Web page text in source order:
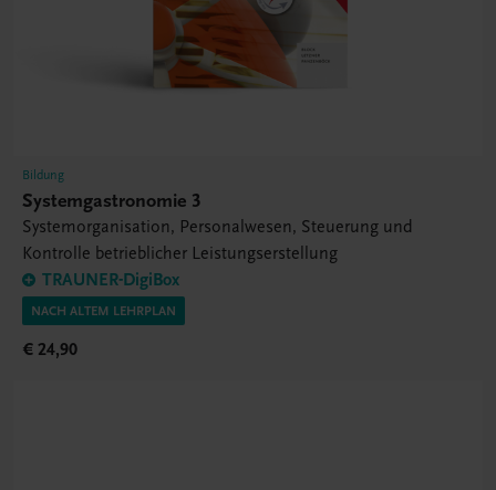
Bildung
Systemgastronomie 3
Systemorganisation, Personalwesen, Steuerung und
Kontrolle betrieblicher Leistungserstellung
TRAUNER-DigiBox
NACH ALTEM LEHRPLAN
€ 24,90